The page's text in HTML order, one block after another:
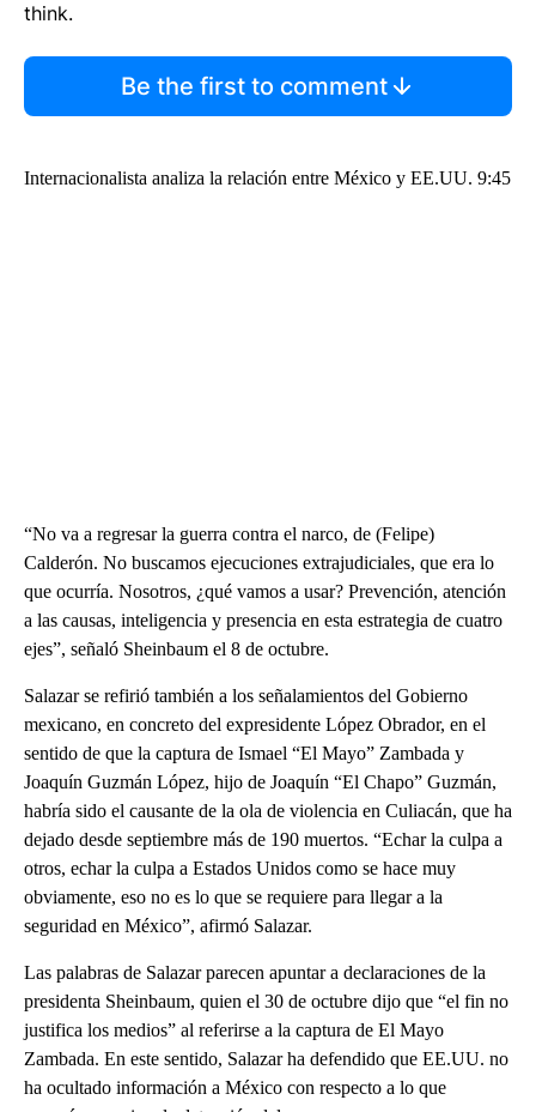
think.
Be the first to comment
Internacionalista analiza la relación entre México y EE.UU. 9:45
“No va a regresar la guerra contra el narco, de (Felipe)
Calderón. No buscamos ejecuciones extrajudiciales, que era lo
que ocurría. Nosotros, ¿qué vamos a usar? Prevención, atención
a las causas, inteligencia y presencia en esta estrategia de cuatro
ejes”, señaló Sheinbaum el 8 de octubre.
Salazar se refirió también a los señalamientos del Gobierno
mexicano, en concreto del expresidente López Obrador, en el
sentido de que la captura de Ismael “El Mayo” Zambada y
Joaquín Guzmán López, hijo de Joaquín “El Chapo” Guzmán,
habría sido el causante de la ola de violencia en Culiacán, que ha
dejado desde septiembre más de 190 muertos. “Echar la culpa a
otros, echar la culpa a Estados Unidos como se hace muy
obviamente, eso no es lo que se requiere para llegar a la
seguridad en México”, afirmó Salazar.
Las palabras de Salazar parecen apuntar a declaraciones de la
presidenta Sheinbaum, quien el 30 de octubre dijo que “el fin no
justifica los medios” al referirse a la captura de El Mayo
Zambada. En este sentido, Salazar ha defendido que EE.UU. no
ha ocultado información a México con respecto a lo que